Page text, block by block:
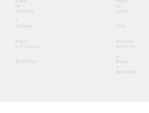
Placa
de
cemento
Panel
de
pared
Madera OSB
Acero
estructural
Baldosa
metálica
Aluminio
Guías
y
cantidades